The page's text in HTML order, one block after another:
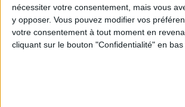
nécessiter votre consentement, mais vous
y opposer. Vous pouvez modifier vos
votre consentement à tout moment en
cliquant sur le bouton "Confidentialité" en bas